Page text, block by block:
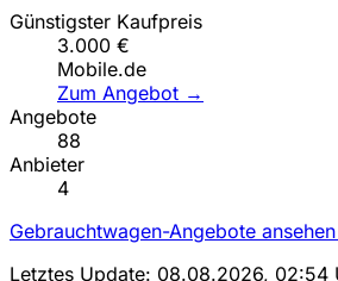
Günstigster Kaufpreis
3.000 €
Mobile.de
Zum Angebot →
Angebote
88
Anbieter
4
Gebrauchtwagen-Angebote
Letztes Update: 08.08.2026, 02:54